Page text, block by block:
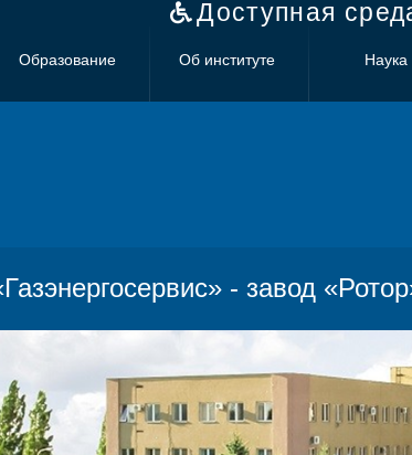
Доступная
Образование Об институте Наука
- завод